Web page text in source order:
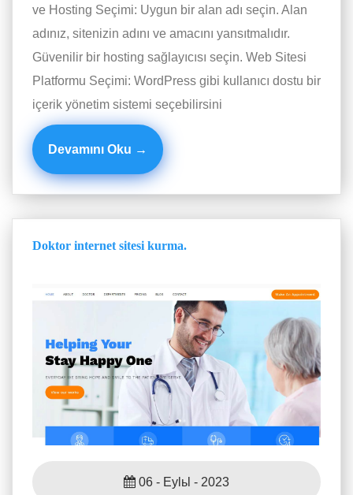
ve Hosting Seçimi: Uygun bir alan adı seçin. Alan
adınız, sitenizin adını ve amacını yansıtmalıdır.
Güvenilir bir hosting sağlayıcısı seçin. Web Sitesi
Platformu Seçimi: WordPress gibi kullanıcı dostu bir
içerik yönetim sistemi seçebilirsini
Devamını Oku →
Doktor internet sitesi kurma.
06 - Eylьl - 2023